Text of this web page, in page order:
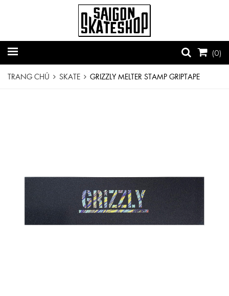
(0)
TRANG CHỦ SKATE GRIZZLY MELTER STAMP GRIPTAPE